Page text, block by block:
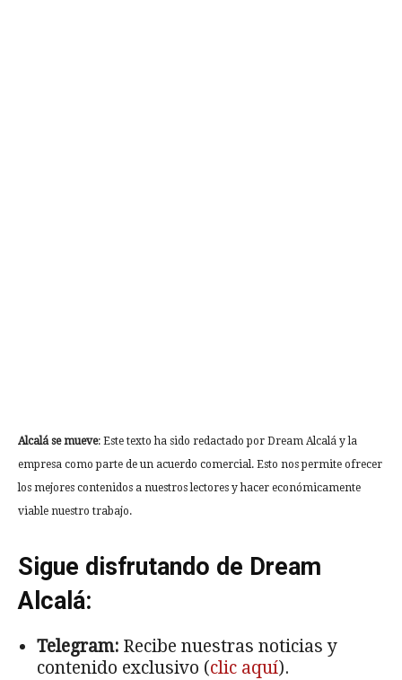
Alcalá se mueve: Este texto ha sido redactado por Dream Alcalá y la
empresa como parte de un acuerdo comercial. Esto nos permite ofrecer
los mejores contenidos a nuestros lectores y hacer económicamente
viable nuestro trabajo.
Sigue disfrutando de Dream
Alcalá:
Telegram: Recibe nuestras noticias y
contenido exclusivo (clic aquí).